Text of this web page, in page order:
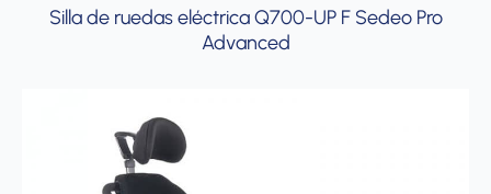
Silla de ruedas eléctrica Q700-UP F Sedeo Pro
Advanced